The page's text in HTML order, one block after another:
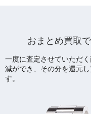
おまとめ買取で
一度に査定させていただ
減ができ、 その分を還元
す。